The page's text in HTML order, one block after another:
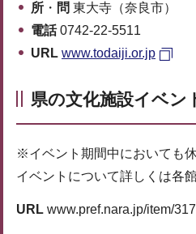
所 ・ 問 東大寺（奈良市）
電話0742-22-5511
URL www.todaiji.or.jp
県の文化施設イベン
※イベント期間中においても
イベントについて詳しくは各
URL www.pref.nara.jp/item/